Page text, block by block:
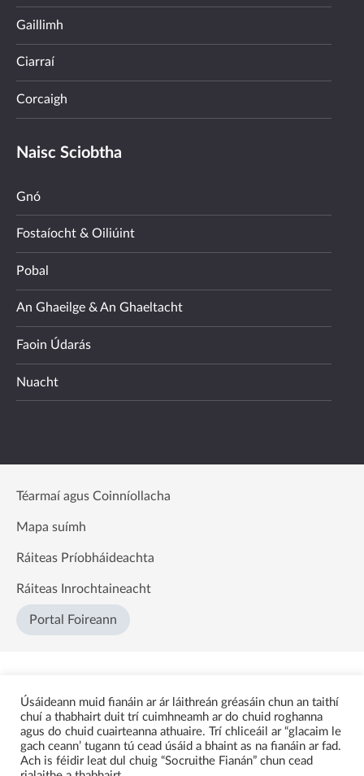
Gaillimh
Ciarraí
Corcaigh
Naisc Sciobtha
Gnó
Fostaíocht & Oiliúint
Pobal
An Ghaeilge & An Ghaeltacht
Faoin Údarás
Nuacht
Téarmaí agus Coinníollacha
Mapa suímh
Ráiteas Príobháideachta
Ráiteas Inrochtaineacht
Portal Foireann
Úsáideann muid fianáin ar ár láithreán gréasáin chun an taithí
chuí a thabhairt duit trí cuimhneamh ar do chuid roghanna
agus do chuid cuairteanna athuaire. Trí chliceáil ar “glacaim le
gach ceann’ tugann tú cead úsáid a bhaint as na fianáin ar fad.
Ach is féidir leat dul chuig “Socruithe Fianán” chun cead